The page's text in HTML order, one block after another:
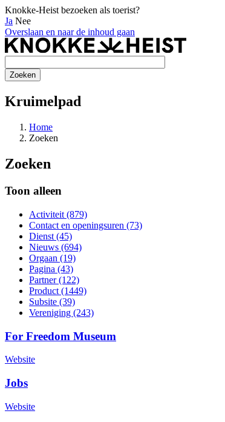
Knokke-Heist bezoeken als toerist?
Ja Nee
Overslaan en naar de inhoud gaan
Kruimelpad
Home
Zoeken
Zoeken
Toon alleen
Activiteit (879)
Contact en openingsuren (73)
Dienst (45)
Nieuws (694)
Orgaan (19)
Pagina (43)
Partner (122)
Product (1449)
Subsite (39)
Vereniging (243)
For Freedom Museum
Website
Jobs
Website